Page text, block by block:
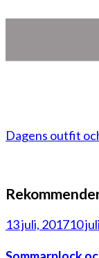
Dagens outfit
13 juli, 201710